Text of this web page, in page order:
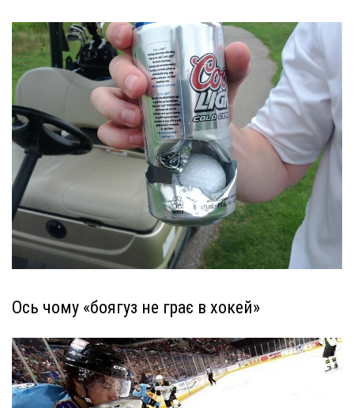
Ось чому «боягуз не грає в хокей»